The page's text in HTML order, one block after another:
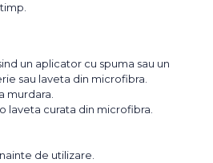
un aplicator cu spuma sau un
sau laveta din microfibra.
murdara.
laveta curata din microfibra.
de utilizare.